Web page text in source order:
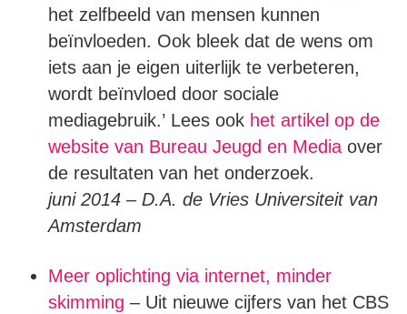
het zelfbeeld van mensen kunnen
beïnvloeden. Ook bleek dat de wens om
iets aan je eigen uiterlijk te verbeteren,
wordt beïnvloed door sociale
mediagebruik.’ Lees ook het artikel op de
website van Bureau Jeugd en Mediaover
de resultaten van het onderzoek.
juni 2014 – D.A. de Vries Universiteit van
Amsterdam
Meer oplichting via internet, minder
skimming – Uit nieuwe cijfers van het CBS